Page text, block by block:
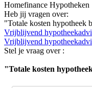
Homefinance Hypotheken
Heb jij vragen over:
"Totale kosten hypotheek
Vrijblijvend
Vrijblijvend
Stel je vraag over :
"Totale kosten